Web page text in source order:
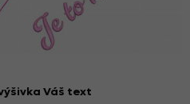
Váš text